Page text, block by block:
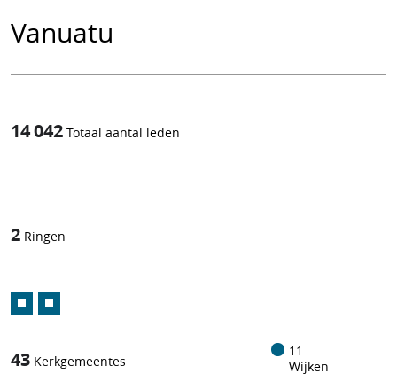
Vanuatu
14 042 Totaal aantal leden
2 Ringen
43 Kerkgemeentes
11
Wijken